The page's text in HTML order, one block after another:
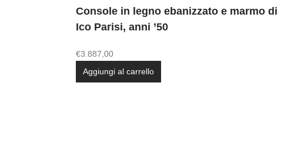
Console in legno ebanizzato e marmo di
Ico Parisi, anni ’50
€3.887,00
Aggiungi al carrello